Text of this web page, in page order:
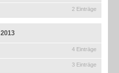
2 Einträge
2013
4 Einträge
3 Einträge